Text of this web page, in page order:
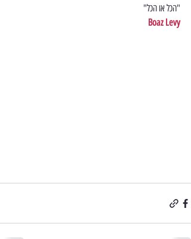
"הכל או הכל"
Boaz Levy